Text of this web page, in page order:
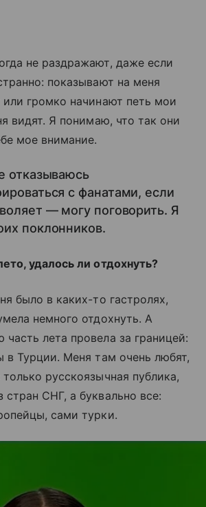
не раздражают, даже если
показывают на меня
или громко начинают петь мои
видят. Я понимаю, что так они
мое внимание.
отказываюсь
с фанатами, если
— могу поговорить. Я
поклонников.
удалось ли отдохнуть?
было в каких-то гастролях,
немного отдохнуть. А
лета провела за границей:
в Турции. Меня там очень любят,
русскоязычная публика,
СНГ, а буквально все:
сами турки.